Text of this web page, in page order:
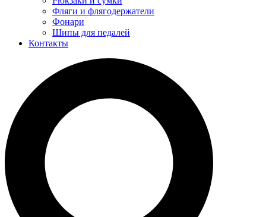
Фляги и флягодержатели
Фонари
Шипы для педалей
Контакты